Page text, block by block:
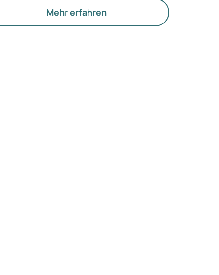
Immunsystem, während das
steigt. Guter Schlaf definiert
Mehr erfahren